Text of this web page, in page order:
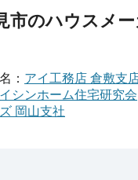
市のハウスメ
： アイ工務店 倉敷支
イシンホーム住宅研究会
岡山支社